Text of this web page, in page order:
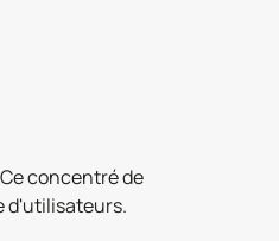
concentré de
d'utilisateurs.